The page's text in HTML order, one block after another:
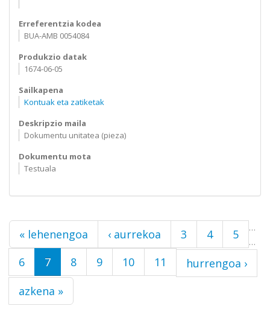
Erreferentzia kodea
BUA-AMB 0054084
Produkzio datak
1674-06-05
Sailkapena
Kontuak eta zatiketak
Deskripzio maila
Dokumentu unitatea (pieza)
Dokumentu mota
Testuala
Orriak
« lehenengoa ‹ aurrekoa …
3 4
5
6
7 8 9 10 11
…
hurrengoa ›
azkena »